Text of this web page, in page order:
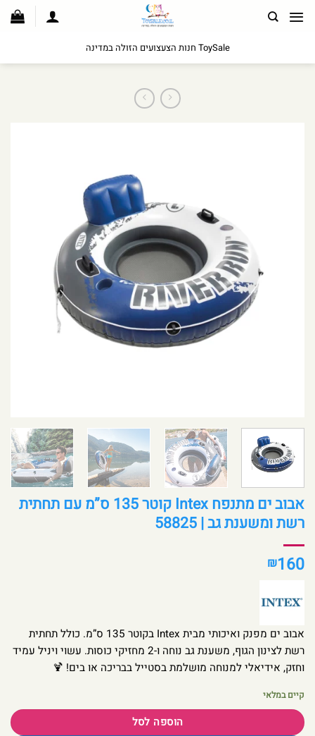
לתוכן
ToySale חנות הצעצועים הזולה במדינה
אבוב ים מתנפח Intex קוטר 135 ס”מ עם תחתית
רשת ומשענת גב | 58825
₪160
אבוב ים מפנק ואיכותי מבית Intex בקוטר 135 ס”מ. כולל תחתית
רשת לצינון הגוף, משענת גב נוחה ו-2 מחזיקי כוסות. עשוי ויניל עמיד
וחזק, אידיאלי למנוחה מושלמת בסטייל בבריכה או בים! 🍹
קיים במלאי
הוספה לסל